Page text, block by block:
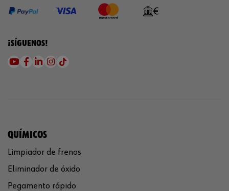
¡SÍGUENOS!
QUÍMICOS
Limpiador de frenos
Eliminador de óxido
Pegamento rápido